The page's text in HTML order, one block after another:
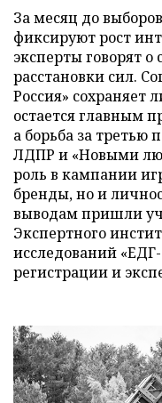
За месяц до
фиксируют рост
эксперты говорят
расстановки сил.
Россия» сохраняет
остается главным
а борьба за третью
ЛДПР и «Новыми
роль в кампании
бренды, но и
выводам пришли
Экспертного
исследований
регистрации и